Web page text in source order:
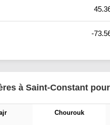
-
à Saint-Constant
Chourouk